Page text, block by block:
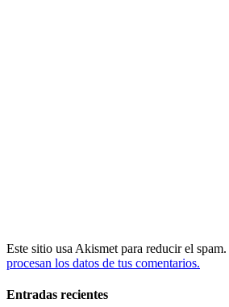
Este sitio usa Akismet para reducir el spam.
procesan los datos de tus comentarios.
Entradas recientes